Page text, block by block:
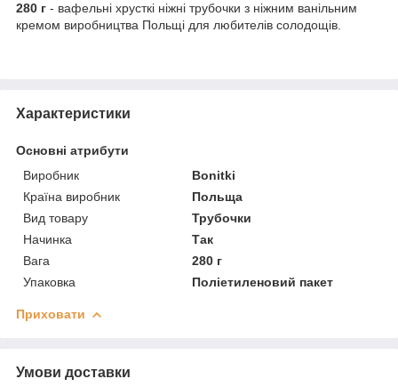
280 г - вафельні хрусткі ніжні трубочки з ніжним ванільним
кремом виробництва Польщі для любителів солодощів.
Характеристики
Основні атрибути
Виробник
Bonitki
Країна виробник
Польща
Вид товару
Трубочки
Начинка
Так
Вага
280 г
Упаковка
Поліетиленовий пакет
Приховати
Умови доставки